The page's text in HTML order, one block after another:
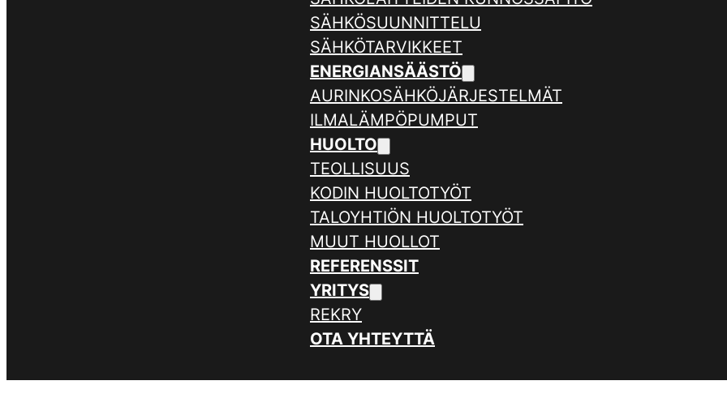
SÄHKÖSUUNNITTELU
SÄHKÖTARVIKKEET
ENERGIANSÄÄSTÖ
AURINKOSÄHKÖJÄRJESTELMÄT
ILMALÄMPÖPUMPUT
HUOLTO
TEOLLISUUS
KODIN HUOLTOTYÖT
TALOYHTIÖN HUOLTOTYÖT
MUUT HUOLLOT
REFERENSSIT
YRITYS
REKRY
OTA YHTEYTTÄ